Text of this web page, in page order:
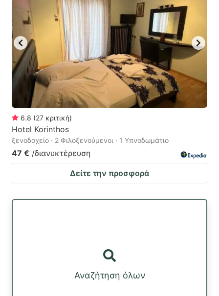
6.8 (27 κριτική)
Hotel Korinthos
ξενοδοχείο · 2 Φιλοξενούμενοι · 1 Υπνοδωμάτιο
47 € /διανυκτέρευση
Δείτε την προσφορά
Αναζήτηση όλων